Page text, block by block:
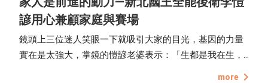
諺用心兼顧家庭與賽場
鏡頭上三位迷人笑眼一下就吸引大家的目光，基因的力量
實在是太強大，掌鏡的愷諺老婆表示：「生都是我在生，
more